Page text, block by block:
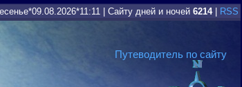
Сайту дней и ночей 6214| RSS
Путеводитель по сайту